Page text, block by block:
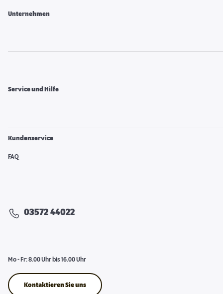
Unternehmen
Service und Hilfe
Kundenservice
FAQ
03572 44022
Mo - Fr: 8.00 Uhr bis 16.00 Uhr
Kontaktieren Sie uns